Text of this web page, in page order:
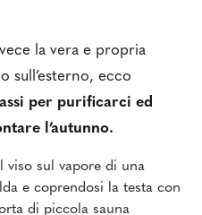
la vera e propria
sull’esterno, ecco
per purificarci ed
l’autunno.
viso sul vapore di una
e coprendosi la testa con
di piccola sauna